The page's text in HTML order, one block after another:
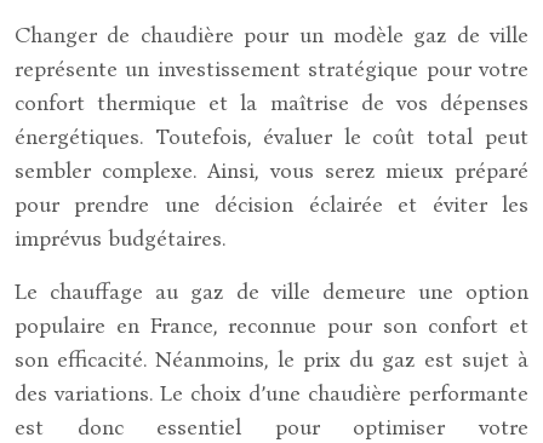
Changer de chaudière pour un modèle gaz de ville
représente un investissement stratégique pour votre
confort thermique et la maîtrise de vos dépenses
énergétiques. Toutefois, évaluer le coût total peut
sembler complexe. Ainsi, vous serez mieux préparé
pour prendre une décision éclairée et éviter les
imprévus budgétaires.
Le chauffage au gaz de ville demeure une option
populaire en France, reconnue pour son confort et
son efficacité. Néanmoins, le prix du gaz est sujet à
des variations. Le choix d’une chaudière performante
est donc essentiel pour optimiser votre